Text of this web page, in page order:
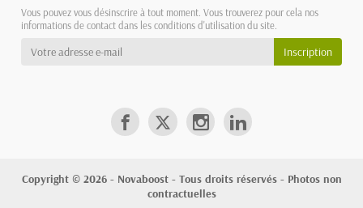
Vous pouvez vous désinscrire à tout moment. Vous trouverez pour cela nos
informations de contact dans les conditions d'utilisation du site.
Copyright © 2026 - Novaboost - Tous droits réservés - Photos non
contractuelles